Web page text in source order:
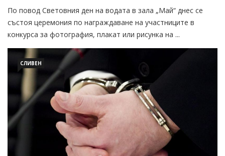
По повод Световния ден на водата в зала „Май“ днес се
състоя церемония по награждаване на участниците в
конкурса за фотография, плакат или рисунка на ...
СЛИВЕН